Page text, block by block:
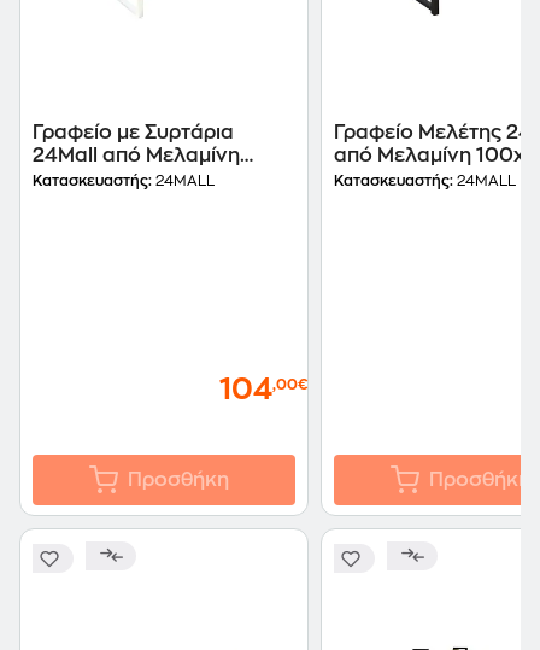
Γραφείο με Συρτάρια
24Mall από Μελαμίνη
100x48cm - Μπεζ/Λευκό
Κατασκευαστής: 24MALL
104,00€
Προσθήκη
Γραφείο Μελέτης
από Μελαμίνη
Μπεζ/Μαύρο
Κατασκευαστής: 24MALL
Προσθήκη